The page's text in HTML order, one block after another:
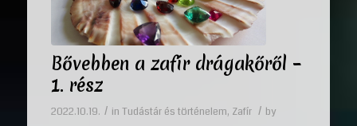
Bővebben a zafír drágakőről –
1. rész
2022.10.19. / in Tudástár és történelem, Zafír / by